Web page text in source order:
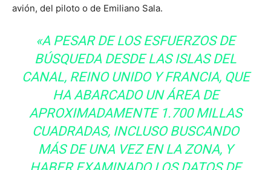
avión, del piloto o de Emiliano Sala.
«A PESAR DE LOS ESFUERZOS DE
BÚSQUEDA DESDE LAS ISLAS DEL
CANAL, REINO UNIDO Y FRANCIA, QUE
HA ABARCADO UN ÁREA DE
APROXIMADAMENTE 1.700 MILLAS
CUADRADAS, INCLUSO BUSCANDO
MÁS DE UNA VEZ EN LA ZONA, Y